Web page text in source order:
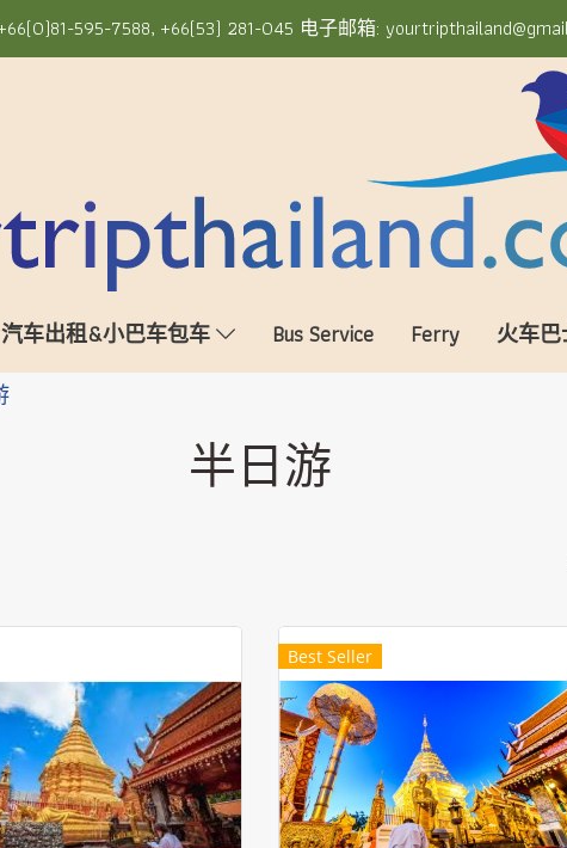
595-7588, +66(53) 281-045 电子邮箱:
汽车出租&小巴车包车 Bus Service Ferry 火车
半日游
Best Seller